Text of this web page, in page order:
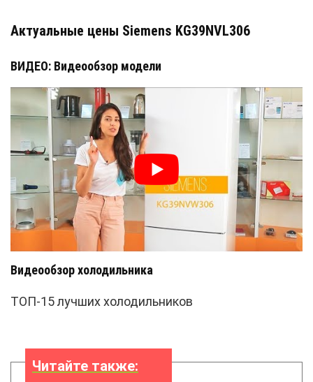
Актуальные цены Siemens KG39NVL306
ВИДЕО: Видеообзор модели
Видеообзор холодильника
ТОП-15 лучших холодильников
Читайте также: